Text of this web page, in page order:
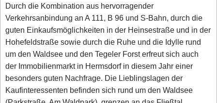
Durch die Kombination aus hervorragender
Verkehrsanbindung an A 111, B 96 und S-Bahn, durch die
guten Einkaufsmöglichkeiten in der Heinsestraße und in der
Hohefeldstraße sowie durch die Ruhe und die Idylle rund
um den Waldsee und den Tegeler Forst erfreut sich auch
der Immobilienmarkt in Hermsdorf in diesem Jahr einer
besonders guten Nachfrage. Die Lieblingslagen der
Kaufinteressenten befinden sich rund um den Waldsee